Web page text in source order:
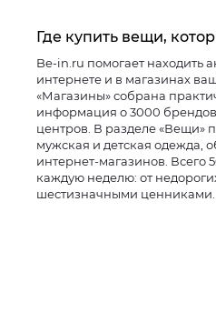
Где купить вещи,
Be-in.ru помогает находить
интернете и в магазинах
«Магазины» собрана
информация о 3000
центров. В разделе «Вещи»
мужская и детская одежда,
интернет-магазинов. Всего
каждую неделю: от
шестизначными ценниками.